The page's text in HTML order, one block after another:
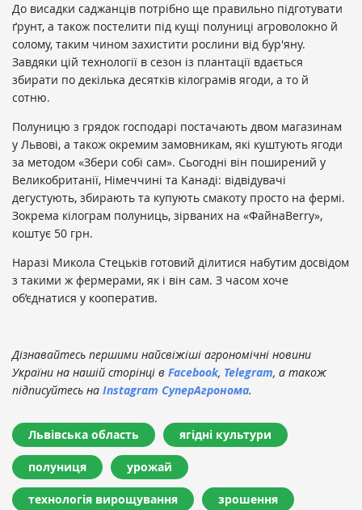
До висадки саджанців потрібно ще правильно підготувати
ґрунт, а також постелити під кущі полуниці агроволокно й
солому, таким чином захистити рослини від бур'яну.
Завдяки цій технології в сезон із плантації вдається
збирати по декілька десятків кілограмів ягоди, а то й
сотню.
Полуницю з грядок господарі постачають двом магазинам
у Львові, а також окремим замовникам, які куштують ягоди
за методом «Збери собі сам». Сьогодні він поширений у
Великобританії, Німеччині та Канаді: відвідувачі
дегустують, збирають та купують смакоту просто на фермі.
Зокрема кілограм полуниць, зірваних на «ФайнаBerry»,
коштує 50 грн.
Наразі Микола Стецьків готовий ділитися набутим досвідом
з такими ж фермерами, як і він сам. З часом хоче
об’єднатися у кооператив.
Дізнавайтесь першими найсвіжіші агрономічні новини
України на нашій сторінці в Facebook, Telegram, а також
підписуйтесь на Instagram СуперАгронома.
Львівська область ягідні культури
полуниця урожай
технологія вирощування зрошення